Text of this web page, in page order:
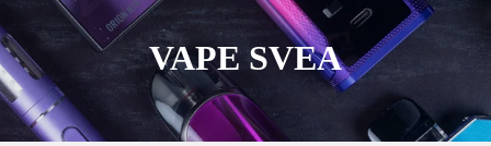
to
content
VAPE SVEA